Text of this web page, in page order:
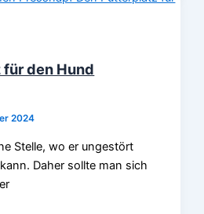
den Hund
2024
Stelle, wo er ungestört
Daher sollte man sich